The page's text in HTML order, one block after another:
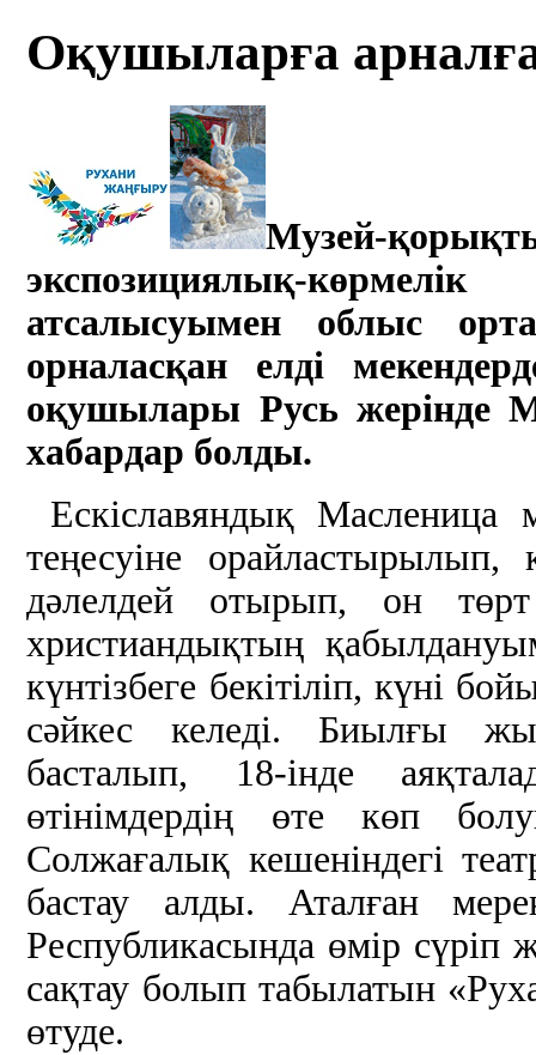
Оқушыларға
Музей-
экспозициялық-
атсалысуымен облыс
орналасқан елді
оқушылары Русь жерінде
хабардар болды.
Ескіславяндық Масленица
теңесуіне
дәлелдей отырып, он
христиандықтың
күнтізбеге бекітіліп, күні
сәйкес келеді. Биылғы
басталып, 18-інде
өтінімдердің өте көп
Солжағалық кешеніндегі
бастау алды. Аталған
Республикасында өмір
сақтау болып табылатын
өтуде.